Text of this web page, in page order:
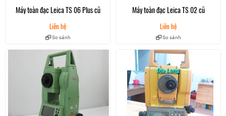
Máy toàn đạc Leica TS 06 Plus cũ
Liên hệ
So sánh
Máy toàn đạc Leica TS 02 cũ
Liên hệ
So sánh